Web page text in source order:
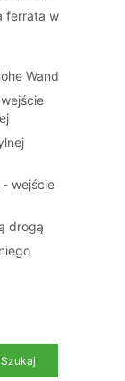
ferrata w
Wand
wejście
drogą